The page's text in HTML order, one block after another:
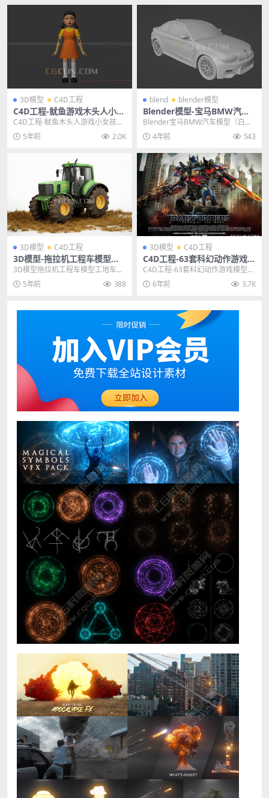
3D模型 C4D工程
C4D工程-鱿鱼游戏木头人小女
孩模型3D模型 格式支持FBX C
C4D工程-鱿鱼木头人游戏小女孩模
型3D模型 格式支持FBX C4D 其他
推荐:...
5年前 2.0K
blend blender模型
Blender模型-宝马BMW汽车
模型（白模）格式支持blend
Blender宝马BMW汽车模型（白
模）格式支持blend 其他推荐: ble
n... 4年前 543
3D模型 C4D工程
3D模型-拖拉机工程车模型工
地车农用车C4D工程模型FBX
3D模型拖拉机工程车模型工地车农
用车C4D工程模型FBX 其他推荐：
3D模型-...
5年前 388
3D模型 C4D工程
C4D工程-63套科幻动作游戏模
型《变形金刚：赛博坦之战》
大黄蜂擎天柱模型部分含绑定
动画
C4D工程-63套科幻动作游戏模型
《变形金刚：赛博坦之战》大黄蜂
擎天柱威震天模型...
6年前 3.7K